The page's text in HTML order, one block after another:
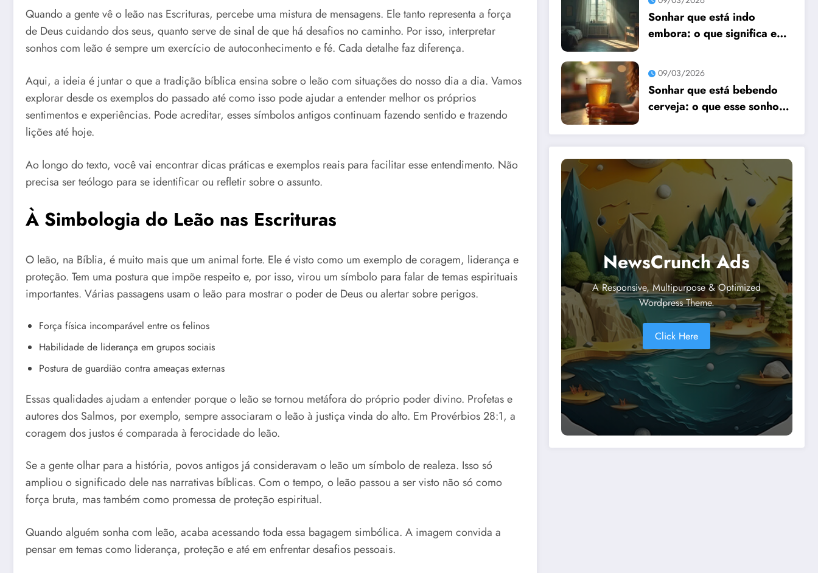
Quando a gente vê o leão nas Escrituras, percebe uma mistura de mensagens. Ele tanto representa a força
de Deus cuidando dos seus, quanto serve de sinal de que há desafios no caminho. Por isso, interpretar
sonhos com leão é sempre um exercício de autoconhecimento e fé. Cada detalhe faz diferença.
Aqui, a ideia é juntar o que a tradição bíblica ensina sobre o leão com situações do nosso dia a dia. Vamos
explorar desde os exemplos do passado até como isso pode ajudar a entender melhor os próprios
sentimentos e experiências. Pode acreditar, esses símbolos antigos continuam fazendo sentido e trazendo
lições até hoje.
Ao longo do texto, você vai encontrar dicas práticas e exemplos reais para facilitar esse entendimento. Não
precisa ser teólogo para se identificar ou refletir sobre o assunto.
À Simbologia do Leão nas Escrituras
O leão, na Bíblia, é muito mais que um animal forte. Ele é visto como um exemplo de coragem, liderança e
proteção. Tem uma postura que impõe respeito e, por isso, virou um símbolo para falar de temas espirituais
importantes. Várias passagens usam o leão para mostrar o poder de Deus ou alertar sobre perigos.
Força física incomparável entre os felinos
Habilidade de liderança em grupos sociais
Postura de guardião contra ameaças externas
Essas qualidades ajudam a entender porque o leão se tornou metáfora do próprio poder divino. Profetas e
autores dos Salmos, por exemplo, sempre associaram o leão à justiça vinda do alto. Em Provérbios 28:1, a
coragem dos justos é comparada à ferocidade do leão.
Se a gente olhar para a história, povos antigos já consideravam o leão um símbolo de realeza. Isso só
ampliou o significado dele nas narrativas bíblicas. Com o tempo, o leão passou a ser visto não só como
força bruta, mas também como promessa de proteção espiritual.
Quando alguém sonha com leão, acaba acessando toda essa bagagem simbólica. A imagem convida a
pensar em temas como liderança, proteção e até em enfrentar desafios pessoais.
Sonhar que está indo
embora: o que significa e
09/03/2026
Sonhar que está bebendo
cerveja: o que esse sonho
NewsCrunch Ads
A Responsive, Multipurpose & Optimized
Wordpress Theme.
Click Here